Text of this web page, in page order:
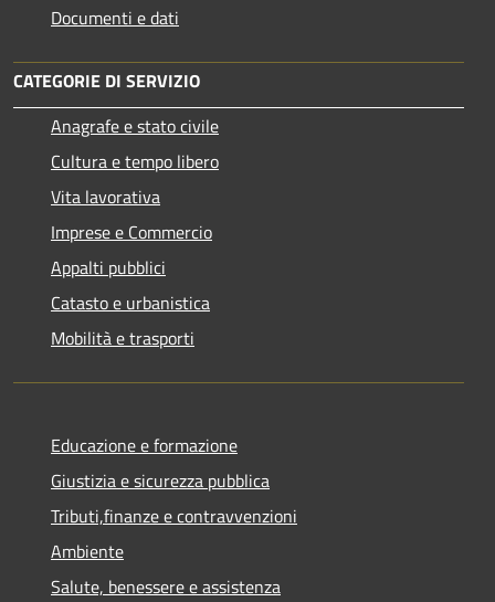
Documenti e dati
CATEGORIE DI SERVIZIO
Anagrafe e stato civile
Cultura e tempo libero
Vita lavorativa
Imprese e Commercio
Appalti pubblici
Catasto e urbanistica
Mobilità e trasporti
Educazione e formazione
Giustizia e sicurezza pubblica
Tributi,finanze e contravvenzioni
Ambiente
Salute, benessere e assistenza